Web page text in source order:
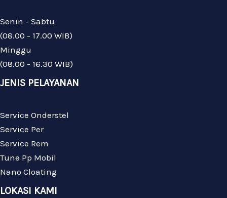
Senin - Sabtu
(08.00 - 17.00 WIB)
Minggu
(08.00 - 16.30 WIB)
JENIS PELAYANAN
Service Onderstel
Service Per
Service Rem
Tune Pp Mobil
Nano Cloating
LOKASI KAMI